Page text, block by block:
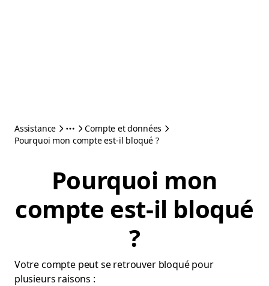
Assistance
Compte et données
Pourquoi mon compte est-il bloqué ?
Pourquoi mon
compte est-il bloqué
?
Votre compte peut se retrouver bloqué pour
plusieurs raisons :